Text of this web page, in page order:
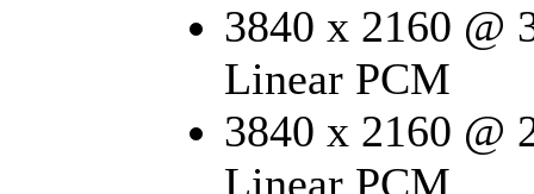
3840 x 2160 @
Linear PCM
3840 x 2160 @
Linear PCM